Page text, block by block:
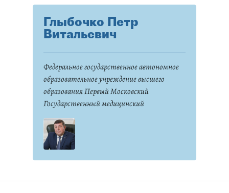
Глыбочко Петр
Витальевич
Федеральное государственное автономное
образовательное учреждение высшего
образования Первый Московский
Государственный медицинский
Университет имени И.М. Сеченова
Министерства здравоохранения
Российской Федерации (Сеченовский
Университет)